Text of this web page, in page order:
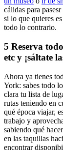
cálidas para
si lo que quieres es
todo lo contrario.
5 Reserva
etc y ¡sáltate
Ahora ya tienes
York: sabes todo
clara tu lista de
rutas teniendo en
qué época viajar,
trabajo y
sabiendo qué
en las taquillas
encontrar